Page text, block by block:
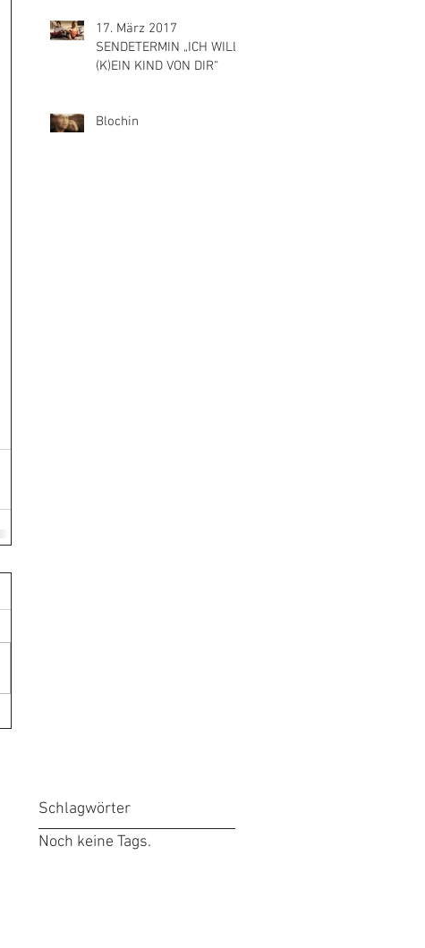
17. März 2017
SENDETERMIN „ICH WILL
(K)EIN KIND VON DIR“
Blochin
Schlagwörter
Noch keine Tags.